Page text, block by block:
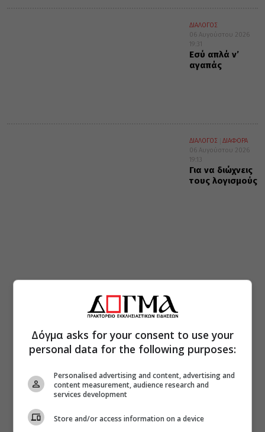
ΔΙΑΛΟΓΟΣ
06 Αυγούστου 2026
19:31
Εσύ απλά ν’
αγαπάς
ΔΙΑΛΟΓΟΣ
ΔΙΑΦΟΡΑ
06 Αυγούστου 2026
19:13
Για να διώχνεις
τους λογισμούς
Δόγμα asks for your consent to use your
personal data for the following purposes:
Personalised advertising and content, advertising and
content measurement, audience research and
services development
Store and/or access information on a device